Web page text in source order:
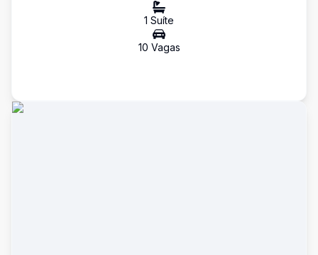
1 Suíte
10 Vagas